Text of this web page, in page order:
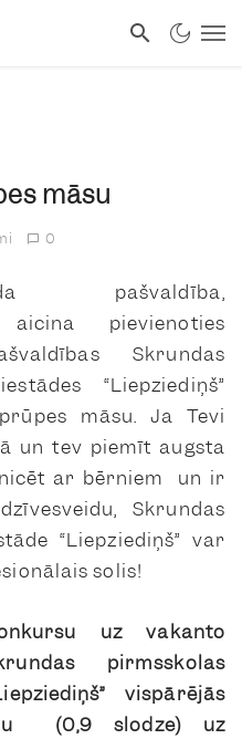
māsu
0
pašvaldība,
aicina pievienoties
Skrundas
“Liepziediņš”
māsu. Ja Tevi
un tev piemīt augsta
ar bērniem un ir
Skrundas
“Liepziediņš” var
solis!
uz
vakanto
pirmsskolas
vispārējās
(0,9 slodze) uz